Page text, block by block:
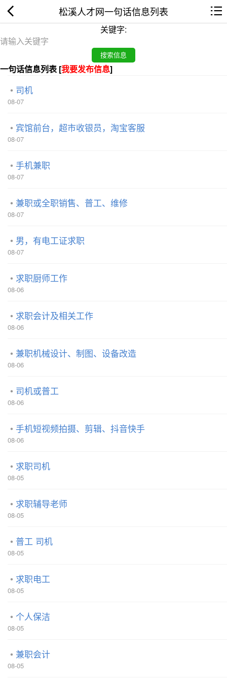
松溪人才网一句话信息列表
关键字:
一句话信息列表 [我要发布信息]
司机
08-07
宾馆前台，超市收银员，淘宝客服
08-07
手机兼职
08-07
兼职或全职销售、普工、维修
08-07
男，有电工证求职
08-07
求职厨师工作
08-06
求职会计及相关工作
08-06
兼职机械设计、制图、设备改造
08-06
司机或普工
08-06
手机短视频拍摄、剪辑、抖音快手
08-06
求职司机
08-05
求职辅导老师
08-05
普工 司机
08-05
求职电工
08-05
个人保洁
08-05
兼职会计
08-05